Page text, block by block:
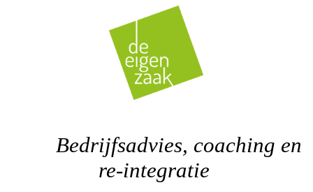
Bedrijfsadvies, coaching en
re-integratie